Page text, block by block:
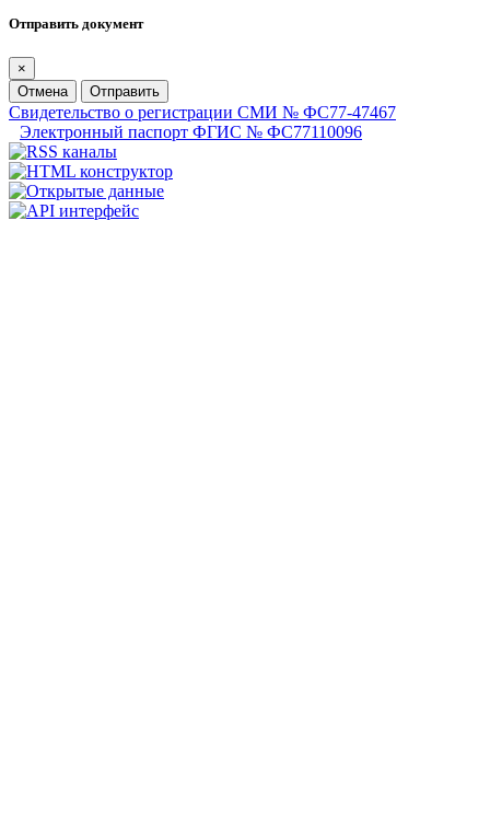
Отправить документ
×
Отмена
Отправить
Свидетельство о регистрации СМИ № ФС77-47467
Электронный паспорт ФГИС № ФС77110096